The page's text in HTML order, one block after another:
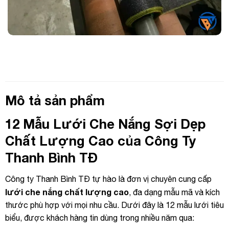
Mô tả sản phẩm
12 Mẫu Lưới Che Nắng Sợi Dẹp
Chất Lượng Cao của Công Ty
Thanh Bình TĐ
Công ty Thanh Bình TĐ tự hào là đơn vị chuyên cung cấp
lưới che nắng chất lượng cao, đa dạng mẫu mã và kích
thước phù hợp với mọi nhu cầu. Dưới đây là 12 mẫu lưới tiêu
biểu, được khách hàng tin dùng trong nhiều năm qua: